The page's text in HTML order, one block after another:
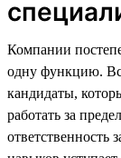
Компании
одну функцию.
кандидаты,
работать за
ответственность